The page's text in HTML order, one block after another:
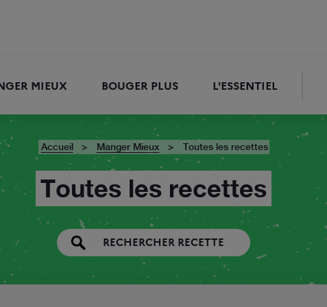
MIEUX BOUGER PLUS L'ESSENTIEL
RECHERCHER
Accueil Manger Mieux Toutes les recettes
Toutes les recettes